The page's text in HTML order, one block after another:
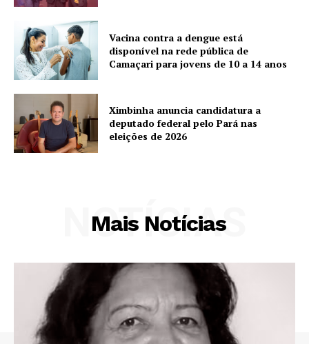
Vacina contra a dengue está
disponível na rede pública de
Camaçari para jovens de 10 a 14 anos
Ximbinha anuncia candidatura a
deputado federal pelo Pará nas
eleições de 2026
Mais Notícias
NOTÍCIAS